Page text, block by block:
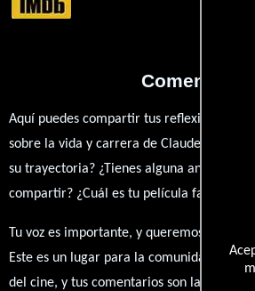
Comentarios
Aquí puedes compartir tus reflexiones,
sobre la vida y carrera de Claude Terry.
su trayectoria? ¿Tienes alguna anécdota
compartir? ¿Cuál es tu película favorita en
Tu voz es importante, y queremos
Este es un lugar para la comunidad de
del cine, y tus comentarios son la esencia